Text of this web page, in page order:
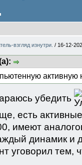
взгляд изнутри. / 16-12-
активную
убедить
есть
имеют
динамик и
уговорил тем,